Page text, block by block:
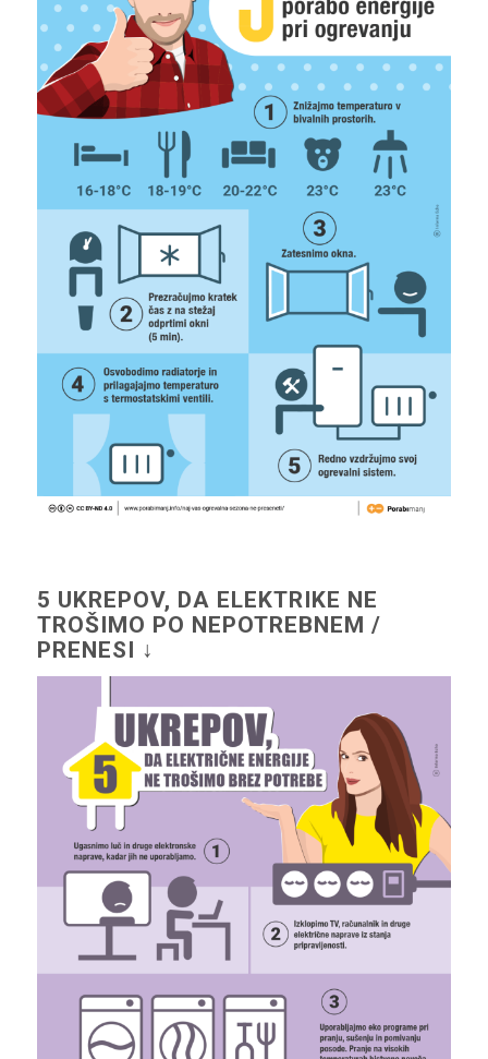
5 UKREPOV, DA ELEKTRIKE NE
TROŠIMO PO NEPOTREBNEM /
PRENESI ↓